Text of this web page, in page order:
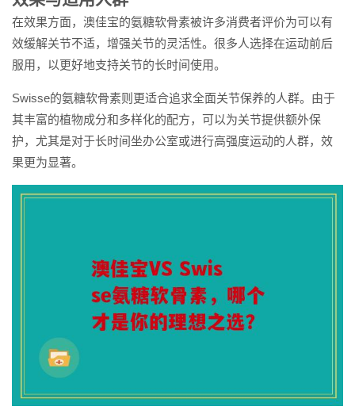
在效果方面，澳佳宝的氨糖软骨素被许多消费者评价为可以有
效缓解关节不适，增强关节的灵活性。很多人选择在运动前后
服用，以更好地支持关节的长时间使用。
Swisse的氨糖软骨素则更适合追求全面关节保养的人群。由于
其丰富的植物成分和多样化的配方，可以为关节提供额外保
护，尤其是对于长时间坐办公室或进行高强度运动的人群，效
果更为显著。